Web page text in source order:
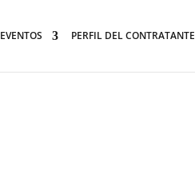
EVENTOS PERFIL DEL CONTRATANTE